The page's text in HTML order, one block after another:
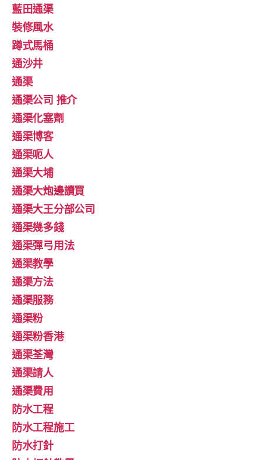
藍田通渠
裝修風水
蹲式馬桶
通沙井
通渠
通渠公司 推介
通渠化塞劑
通渠博客
通渠呃人
通渠大埔
通渠大炮邊讀買
通渠大王分部公司
通渠幾多錢
通渠彈弓用法
通渠教學
通渠方法
通渠服務
通渠粉
通渠粉香港
通渠荃灣
通渠請人
通渠費用
防水工程
防水工程施工
防水打針